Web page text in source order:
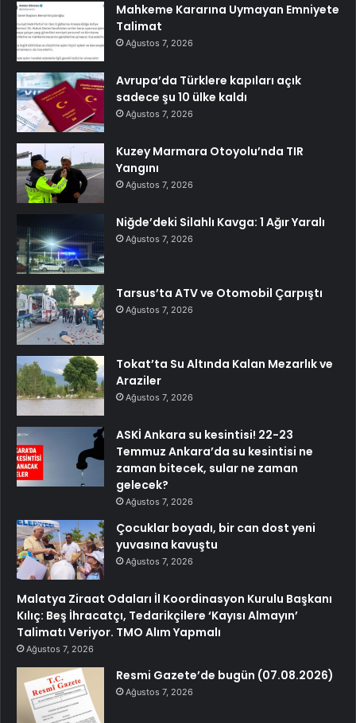
Mahkeme Kararına Uymayan Emniyete
Talimat
Ağustos 7, 2026
Avrupa’da Türklere kapıları açık
sadece şu 10 ülke kaldı
Ağustos 7, 2026
Kuzey Marmara Otoyolu’nda TIR
Yangını
Ağustos 7, 2026
Niğde’deki Silahlı Kavga: 1 Ağır Yaralı
Ağustos 7, 2026
Tarsus’ta ATV ve Otomobil Çarpıştı
Ağustos 7, 2026
Tokat’ta Su Altında Kalan Mezarlık ve
Araziler
Ağustos 7, 2026
ASKİ Ankara su kesintisi! 22-23
Temmuz Ankara’da su kesintisi ne
zaman bitecek, sular ne zaman
gelecek?
Ağustos 7, 2026
Çocuklar boyadı, bir can dost yeni
yuvasına kavuştu
Ağustos 7, 2026
Malatya Ziraat Odaları İl Koordinasyon Kurulu Başkanı
Kılıç: Beş İhracatçı, Tedarikçilere ‘Kayısı Almayın’
Talimatı Veriyor. TMO Alım Yapmalı
Ağustos 7, 2026
Resmi Gazete’de bugün (07.08.2026)
Ağustos 7, 2026